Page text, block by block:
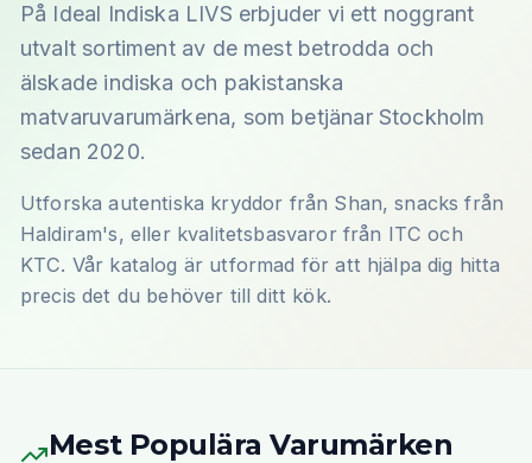
På Ideal Indiska LIVS erbjuder vi ett noggrant
utvalt sortiment av de mest betrodda och
älskade indiska och pakistanska
matvaruvarumärkena, som betjänar Stockholm
sedan 2020.
Utforska autentiska kryddor från Shan, snacks från
Haldiram's, eller kvalitetsbasvaror från ITC och
KTC. Vår katalog är utformad för att hjälpa dig hitta
precis det du behöver till ditt kök.
Mest Populära Varumärken